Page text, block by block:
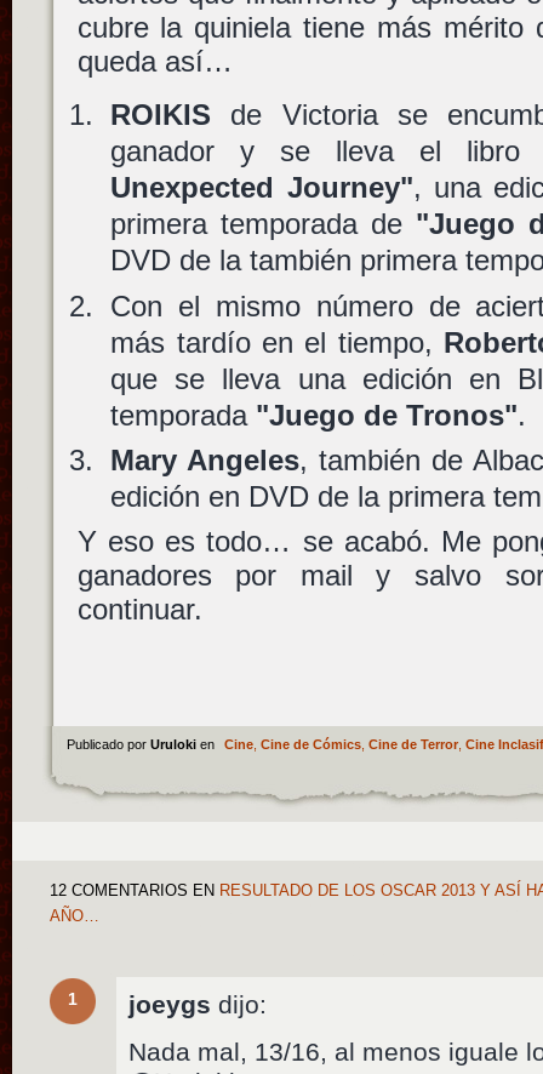
cubre la quiniela tiene más mérito
queda así…
ROIKIS de Victoria se
ganador y se lleva el
Unexpected Journey", una
primera temporada de "Juego
DVD de la también primera
Con el mismo número de
más tardío en el tiempo,
que se lleva una edición en
temporada "Juego de Tronos".
Mary Angeles, también de
edición en DVD de la primera
Y eso es todo… se acabó. Me
ganadores por mail y salvo
continuar.
Publicado por Uruloki en Cine, Cine de Cómics, Cine de Terror, Cine
12 COMENTARIOS EN RESULTADO DE LOS OSCAR 2013 Y ASÍ
AÑO…
1 joeygs dijo:
Nada mal, 13/16, al menos iguale